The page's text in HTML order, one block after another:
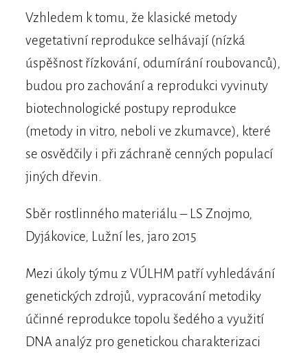
Vzhledem k tomu, že klasické metody
vegetativní reprodukce selhávají (nízká
úspěšnost řízkování, odumírání roubovanců),
budou pro zachování a reprodukci vyvinuty
biotechnologické postupy reprodukce
(metody in vitro, neboli ve zkumavce), které
se osvědčily i při záchraně cenných populací
jiných dřevin.
Sběr rostlinného materiálu – LS Znojmo,
Dyjákovice, Lužní les, jaro 2015
Mezi úkoly týmu z VÚLHM patří vyhledávání
genetických zdrojů, vypracování metodiky
účinné reprodukce topolu šedého a využití
DNA analýz pro genetickou charakterizaci